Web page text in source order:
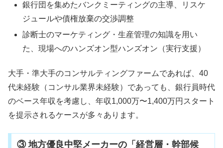
銀行団を集めたバンクミーティングの主導、リスケ
ジュールや債権放棄の交渉調整
診断士のマーケティング・生産管理の知識を用い
た、現場へのハンズオン型ハンズオン（実行支援）
大手・準大手のコンサルティングファームであれば、40
代未経験（コンサル業界未経験）であっても、銀行員時代
のベース年収を考慮し、年収1,000万〜1,400万円スタート
を提示されるケースが多々あります。
③ 地方優良中堅メーカーの「経営層・幹部候